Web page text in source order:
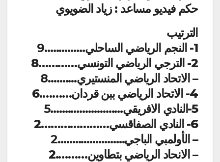
حكم فيديو مساعد : زياد الضويوي
الترتيب
1- النجم الرياضي الساحلي
…………..9
2- الترجي الرياضي التونسي…………8
– الاتحاد الرياضي المنستيري……….8
4- الاتحاد الرياضي ببن قردان……….6
5-النادي الافريقي
…………………….5
6- النادي الصفاقسي…………………2
– الأولمبي الباجي…………………..2
– الانحاد الرياضي بتطاوين……….2